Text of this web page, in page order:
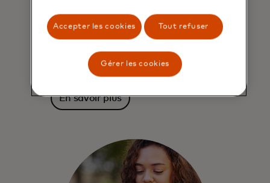
Nous vous donnons accès à des
informations économiques, aux
performances de votre portefeuille et
aux dernières tendances pour vous
aider à stimuler votre croissance.
En savoir plus
Accepter les cookies Tout refuser
Gérer les cookies